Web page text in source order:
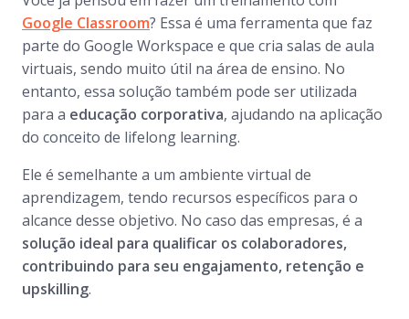
Google Classroom? Essa é uma ferramenta que faz
parte do Google Workspace e que cria salas de aula
virtuais, sendo muito útil na área de ensino. No
entanto, essa solução também pode ser utilizada
para a educação corporativa, ajudando na aplicação
do conceito de lifelong learning.
Ele é semelhante a um ambiente virtual de
aprendizagem, tendo recursos específicos para o
alcance desse objetivo. No caso das empresas, é a
solução ideal para qualificar os colaboradores,
contribuindo para seu engajamento, retenção e
upskilling.